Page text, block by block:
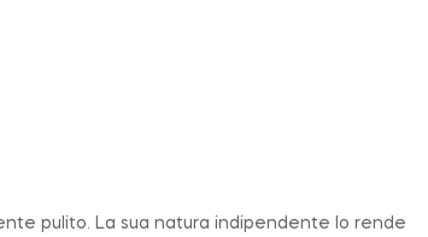
pulito. La sua natura indipendente lo rende